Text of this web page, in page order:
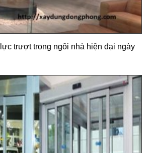
trượt trong ngôi nhà hiện đại ngày